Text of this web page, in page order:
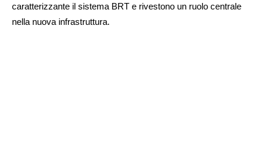
caratterizzante il sistema BRT e rivestono un ruolo centrale
nella nuova infrastruttura.